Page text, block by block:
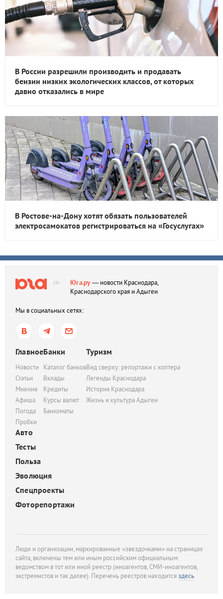
В России разрешили производить и продавать
бензин низких экологических классов, от которых
давно отказались в мире
В Ростове-на-Дону хотят обязать пользователей
электросамокатов регистрироваться на «Госуслугах»
18+ Юга.ру— новости Краснодара,
Краснодарского края и Адыгеи
Мы в социальных сетях:
Главное
Новости
Статьи
Мнения
Афиша
Погода
Пробки
Банки
Каталог банков
Вклады
Кредиты
Курсы валют
Банкоматы
Туризм
Вид сверху: репортажи с коптера
Легенды Краснодара
История Краснодара
Жизнь и культура Адыгеи
Авто
Тесты
Польза
Эволюция
Спецпроекты
Фоторепортажи
Люди и организации, маркированные «звездочками» на страницах
сайта, включены тем или иным российским официальным
ведомством в тот или иной реестр (иноагентов, СМИ-иноагентов,
экстремистов и так далее). Перечень реестров находитсяздесь.